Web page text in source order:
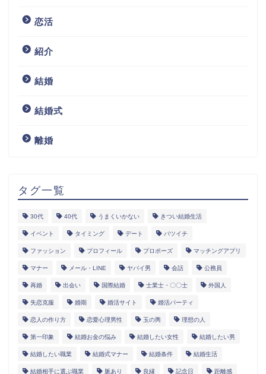
恋活
紹介
結婚
結婚式
離婚
タグ一覧
30代 40代 うまくいかない きつい結婚生活
イベント タイミング デート バツイチ
ファッション プロフィール プロポーズ マッチングアプリ
マナー メール・LINE ヤバイ男 会話 公務員
再婚 出会い 国際結婚 士業士・〇〇士 外国人
失恋克服 婚期 婚活サイト 婚活パーティ
恋人の作り方 恋愛心理男性 玉の輿 理想の人
第一印象 結婚お金の悩み 結婚したい女性 結婚したい男
結婚したい職業 結婚式マナー 結婚条件 結婚生活
結婚相手に選ぶ職業 脈あり 良縁 記念日 距離感